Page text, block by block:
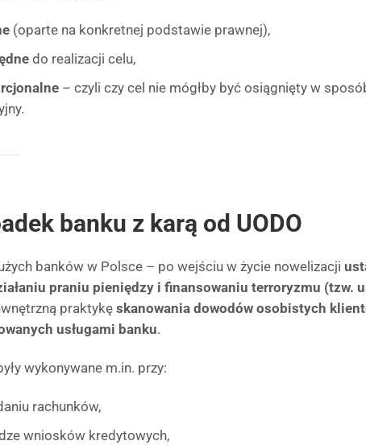
(oparte na konkretnej podstawie prawnej),
do realizacji celu,
– czyli czy cel nie mógłby być osiągnięty w
banku z karą od UODO
banków w Polsce – po wejściu w życie nowelizacji
praniu pieniędzy i finansowaniu terroryzmu (tzw.
praktykę skanowania dowodów osobistych
usługami banku.
wykonywane m.in. przy:
rachunków,
wniosków kredytowych,